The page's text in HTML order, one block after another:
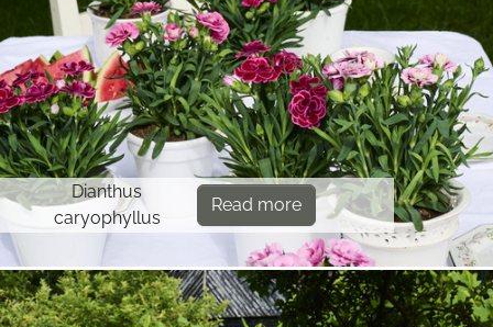
Dianthus
caryophyllus
Read more